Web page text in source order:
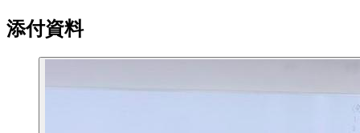
添付資料